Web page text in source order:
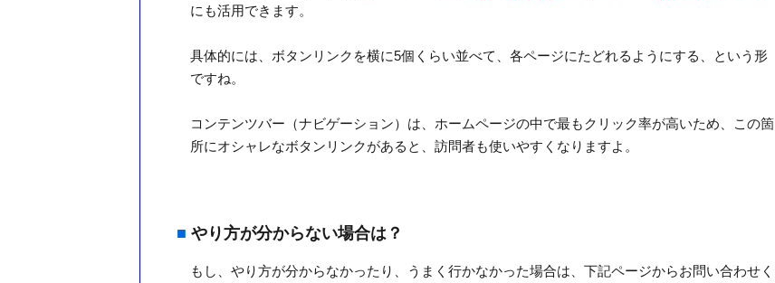
にも活用できます。
具体的には、ボタンリンクを横に5個くらい並べて、各ページにたどれるようにする、という形
ですね。
コンテンツバー（ナビゲーション）は、ホームページの中で最もクリック率が高いため、この箇
所にオシャレなボタンリンクがあると、訪問者も使いやすくなりますよ。
■ やり方が分からない場合は？
もし、やり方が分からなかったり、うまく行かなかった場合は、下記ページからお問い合わせく